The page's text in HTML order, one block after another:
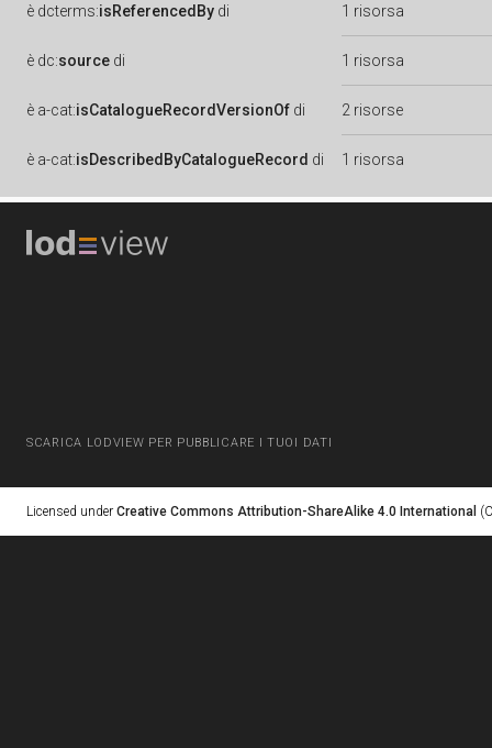
è dcterms:isReferencedBy di 1 risorsa
è dc:source di 1 risorsa
è a-cat:isCatalogueRecordVersionOf di 2 risorse
è a-cat:isDescribedByCatalogueRecord di 1 risorsa
SCARICA LODVIEW PER PUBBLICARE I TUOI DATI
Licensed under Creative Commons Attribution-ShareAlike 4.0 International